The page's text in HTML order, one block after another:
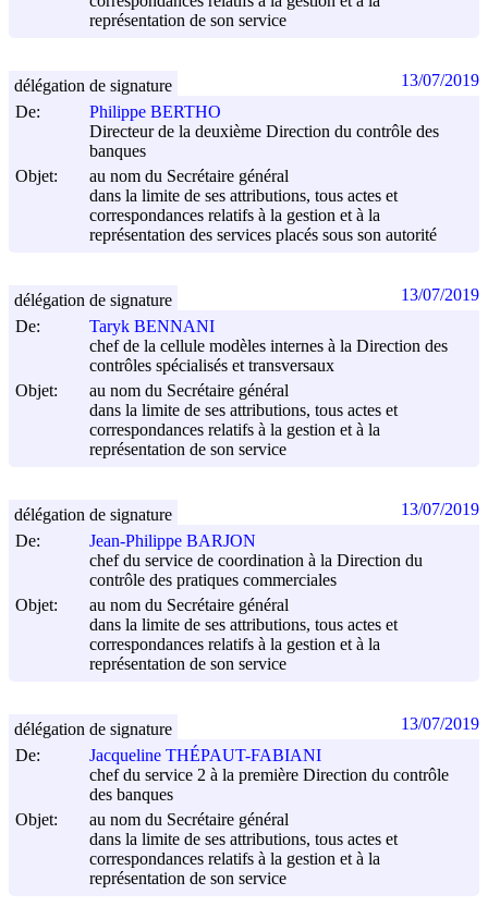
représentation de son service
De:
Philippe BERTHO
Directeur de la deuxième Direction du contrôle des
banques
Objet:
au nom du Secrétaire général
dans la limite de ses attributions, tous actes et
correspondances relatifs à la gestion et à la
représentation des services placés sous son autorité
délégation de signature 13/07/2019
De:
Taryk BENNANI
chef de la cellule modèles internes à la Direction des
contrôles spécialisés et transversaux
Objet:
au nom du Secrétaire général
dans la limite de ses attributions, tous actes et
correspondances relatifs à la gestion et à la
représentation de son service
délégation de signature 13/07/2019
De:
Jean-Philippe BARJON
chef du service de coordination à la Direction du
contrôle des pratiques commerciales
Objet:
au nom du Secrétaire général
dans la limite de ses attributions, tous actes et
correspondances relatifs à la gestion et à la
représentation de son service
délégation de signature 13/07/2019
De:
Jacqueline THÉPAUT-FABIANI
chef du service 2 à la première Direction du contrôle
des banques
Objet:
au nom du Secrétaire général
dans la limite de ses attributions, tous actes et
correspondances relatifs à la gestion et à la
représentation de son service
délégation de signature 13/07/2019